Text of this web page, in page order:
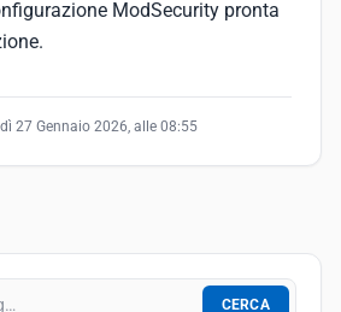
ModSecurity pronta
27 Gennaio 2026, alle 08:55
CERCA